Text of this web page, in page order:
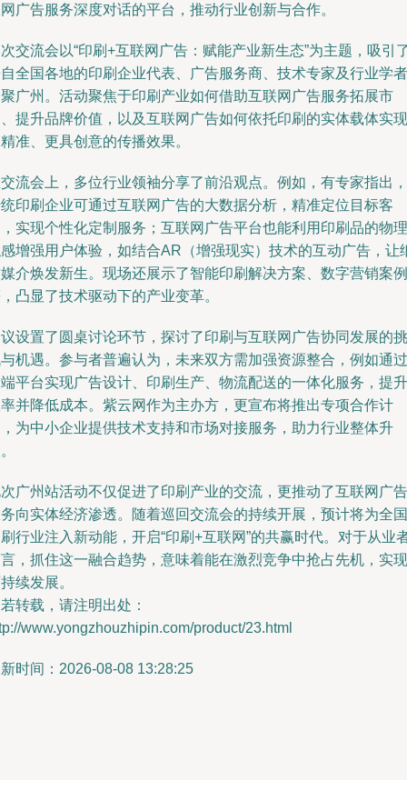
广告服务深度对话的平台，推动行业创新与合作。
交流会以“印刷+互联网广告：赋能产业新生态”为主题，吸引
全国各地的印刷企业代表、广告服务商、技术专家及行业学者
广州。活动聚焦于印刷产业如何借助互联网广告服务拓展市
提升品牌价值，以及互联网广告如何依托印刷的实体载体实现
准、更具创意的传播效果。
流会上，多位行业领袖分享了前沿观点。例如，有专家指出，
印刷企业可通过互联网广告的大数据分析，精准定位目标客
实现个性化定制服务；互联网广告平台也能利用印刷品的物理
增强用户体验，如结合AR（增强现实）技术的互动广告，让
介焕发新生。现场还展示了智能印刷解决方案、数字营销案例
凸显了技术驱动下的产业变革。
设置了圆桌讨论环节，探讨了印刷与互联网广告协同发展的挑
机遇。参与者普遍认为，未来双方需加强资源整合，例如通过
平台实现广告设计、印刷生产、物流配送的一体化服务，提升
并降低成本。紫云网作为主办方，更宣布将推出专项合作计
为中小企业提供技术支持和市场对接服务，助力行业整体升
广州站活动不仅促进了印刷产业的交流，更推动了互联网广告
向实体经济渗透。随着巡回交流会的持续开展，预计将为全国
行业注入新动能，开启“印刷+互联网”的共赢时代。对于从业
，抓住这一融合趋势，意味着能在激烈竞争中抢占先机，实现
续发展。
转载，请注明出处：
www.yongzhouzhipin.com/product/23.html
时间：2026-08-08 13:28:25